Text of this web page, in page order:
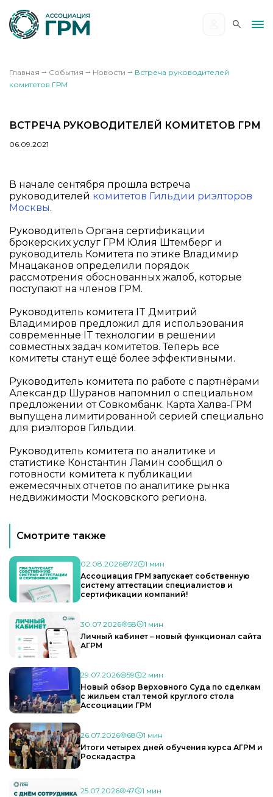
Главная ⭢ События ⭢ Новости ⭢ Встреча руководителей
комитетов ГРМ
ВСТРЕЧА РУКОВОДИТЕЛЕЙ КОМИТЕТОВ ГРМ
06.09.2021
В начале сентября прошла встреча
руководителей комитетов Гильдии риэлторов
Москвы.
Руководитель Органа сертификации
брокерских услуг ГРМ Юлия Штемберг и
руководитель Комитета по этике Владимир
Мнацаканов определили порядок
рассмотрения обоснованных жалоб, которые
поступают на членов ГРМ.
Руководитель комитета IT Дмитрий
Владимиров предложил для использования
современные IT технологии в решении
совместных задач комитетов. Теперь все
комитеты станут ещё более эффективными.
Руководитель комитета по работе с партнёрами
Александр Шуранов напомнил о специальном
предложении от Совкомбанк. Карта Халва-ГРМ
выпущена лимитированной серией специально
для риэлторов Гильдии.
Руководитель комитета по аналитике и
статистике Константин Ламин сообщил о
готовности комитета к публикации
ежемесячных отчетов по аналитике рынка
недвижимости Московского региона.
Смотрите также
02.08.2026 72
1 мин
Ассоциация ГРМ запускает собственную
систему аттестации специалистов и
сертификации компаний!
30.07.2026 58
1 мин
Личный кабинет – новый функционал сайта
АГРМ
29.07.2026 59
2 мин
Новый обзор Верховного Суда по сделкам
с жильем стал темой круглого стола
Ассоциации ГРМ
26.07.2026 68
1 мин
Итоги четырех дней обучения курса АГРМ и
Роскадастра
25.07.2026 47
1 мин